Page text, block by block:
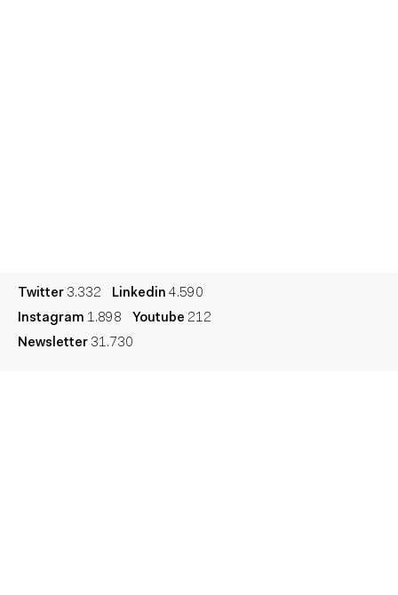
Twitter 3.332 Linkedin 4.590
Instagram 1.898 Youtube 212
Newsletter 31.730